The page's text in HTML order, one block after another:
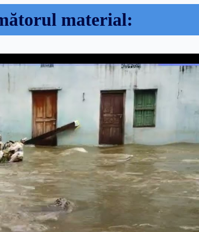
material: